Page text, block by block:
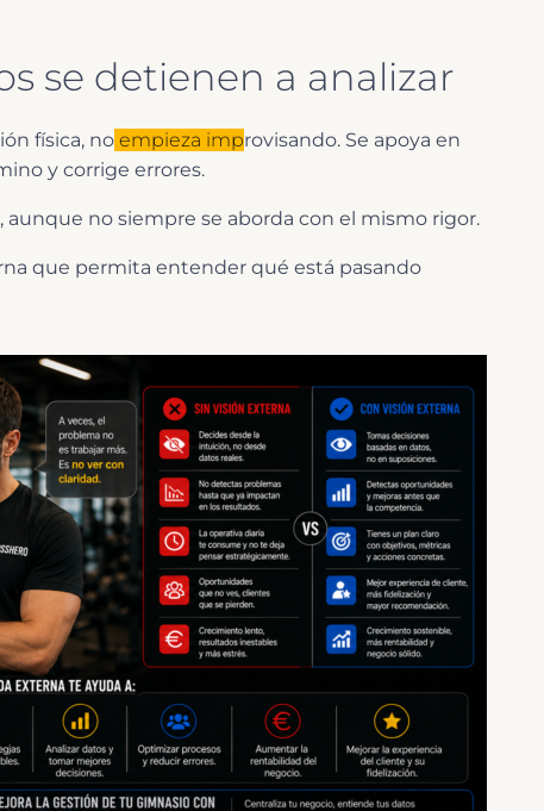
se detienen a analizar
física, no empieza improvisando. Se apoya en
y corrige errores.
no siempre se aborda con el mismo rigor.
que permita entender qué está pasando